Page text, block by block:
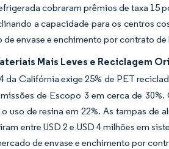
cobraram prêmios de taxa 15
a capacidade para os centros
de envase e enchimento por contrato
Mais Leves e Reciclagem
da Califórnia exige 25% de PET
de Escopo 3 em cerca de
uso de resina em 22%. As tampas de
entre USD 2 e USD 4 milhões em
de envase e enchimento por